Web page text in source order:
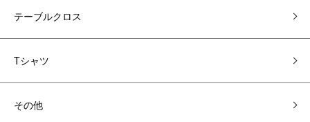
テーブルクロス
Tシャツ
その他